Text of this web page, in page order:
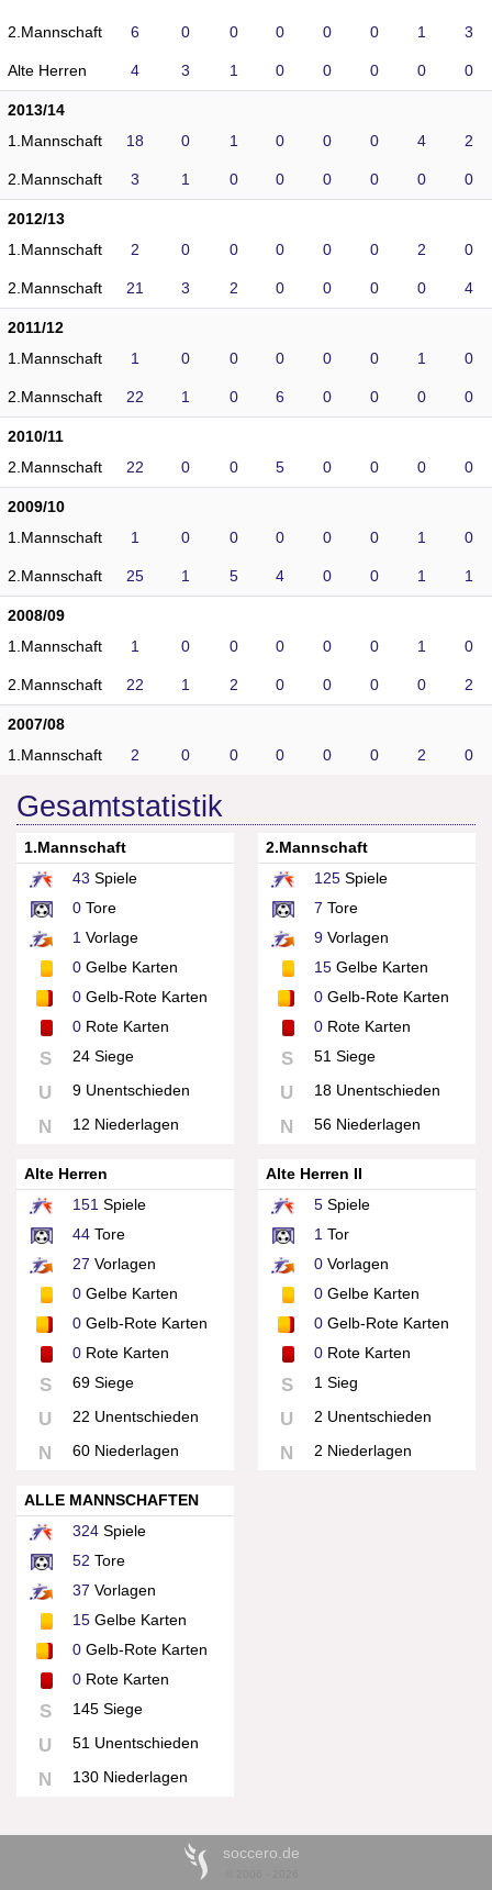
2.Mannschaft 6 0 0 0 0 0 1 3
Alte Herren 4 3 1 0 0 0 0 0
2013/14
1.Mannschaft
18 0 1 0 0 0 4 2
2.Mannschaft 3 1 0 0 0 0 0 0
2012/13
1.Mannschaft
2 0 0 0 0 0 2 0
2.Mannschaft 21 3 2 0 0 0 0 4
2011/12
1.Mannschaft
1 0 0 0 0 0 1 0
2.Mannschaft 22 1 0 6 0 0 0 0
2010/11
2.Mannschaft
22 0 0 5 0 0 0 0
2009/10
1.Mannschaft
1 0 0 0 0 0 1 0
2.Mannschaft 25 1 5 4 0 0 1 1
2008/09
1.Mannschaft
1 0 0 0 0 0 1 0
2.Mannschaft 22 1 2 0 0 0 0 2
2007/08
1.Mannschaft
2 0 0 0 0 0 2 0
Gesamtstatistik
1.Mannschaft
43 Spiele
0 Tore
1 Vorlage
0 Gelbe Karten
0 Gelb-Rote Karten
0 Rote Karten
S 24 Siege
U 9 Unentschieden
N 12 Niederlagen
2.Mannschaft
125Spiele
7 Tore
9Vorlagen
15Gelbe Karten
0Gelb-Rote Karten
0Rote Karten
S 51 Siege
U 18 Unentschieden
N 56 Niederlagen
Alte Herren
151 Spiele
44 Tore
27 Vorlagen
0 Gelbe Karten
0 Gelb-Rote Karten
0 Rote Karten
S 69 Siege
U 22 Unentschieden
N 60 Niederlagen
Alte Herren II
5Spiele
1 Tor
0Vorlagen
0Gelbe Karten
0Gelb-Rote Karten
0Rote Karten
S 1 Sieg
U 2 Unentschieden
N 2 Niederlagen
ALLE MANNSCHAFTEN
324 Spiele
52 Tore
37 Vorlagen
15 Gelbe Karten
0 Gelb-Rote Karten
0 Rote Karten
S 145 Siege
U 51 Unentschieden
N 130 Niederlagen
soccero.de